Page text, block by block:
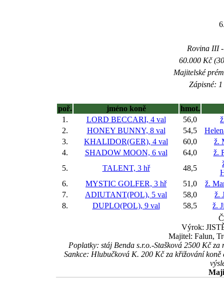
Rovina III
60.000 Kč
Majitelské
Zápisné:
poř. jméno koně
hmot.
1.
LORD BECCARI, 4 val 56,0
2.
HONEY BUNNY, 8 val 54,5
3.
KHALIDOR(GER), 4 val 60,0
ž.
4.
SHADOW MOON, 6 val 64,0
ž.
5.
TALENT, 3 hř 48,5
6.
MYSTIC GOLFER, 3 hř 51,0
ž.
7.
ADIUTANT(POL), 5 val 58,0
ž.
8.
DUPLO(POL), 9 val 58,5
ž.
Výrok:
Majitel: Falun,
Poplatky: stáj Benda s.r.o.-Stašková 2500 Kč
Sankce: Hlubučková K. 200 Kč za křižování